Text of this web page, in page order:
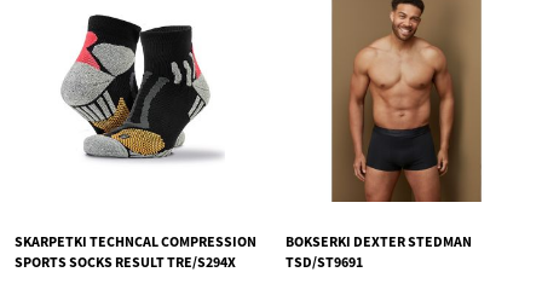
SKARPETKI TECHNCAL COMPRESSION
SPORTS SOCKS RESULT TRE/S294X
BOKSERKI DEXTER STEDMAN
TSD/ST9691